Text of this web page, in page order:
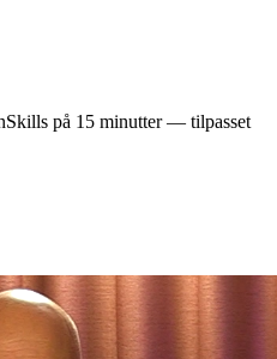
på 15 minutter — tilpasset